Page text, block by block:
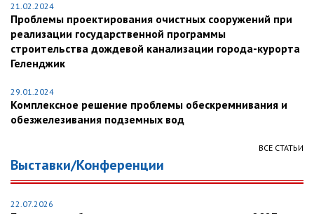
21.02.2024
Проблемы проектирования очистных сооружений при
реализации государственной программы
строительства дождевой канализации города-курорта
Геленджик
29.01.2024
Комплексное решение проблемы обескремнивания и
обезжелезивания подземных вод
ВСЕ СТАТЬИ
Выставки/Конференции
22.07.2026